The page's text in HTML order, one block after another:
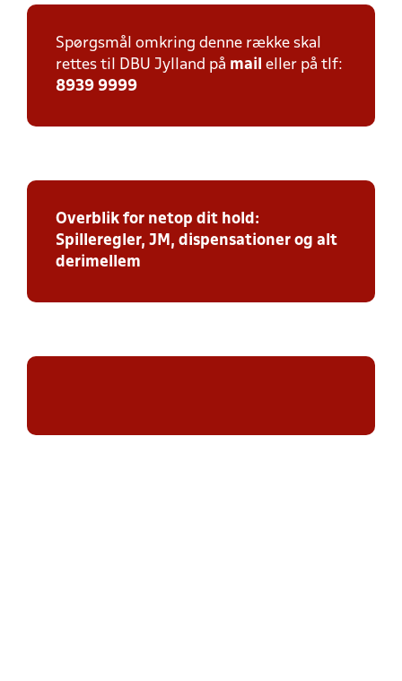
Spørgsmål omkring denne række skal
rettes til DBU Jylland på mail eller på tlf:
8939 9999
Overblik for netop dit hold:
Spilleregler, JM, dispensationer og alt
derimellem